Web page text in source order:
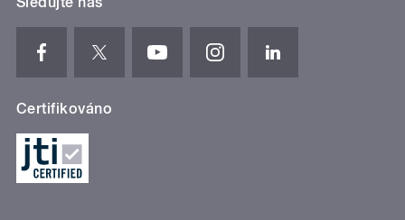
Certifikováno